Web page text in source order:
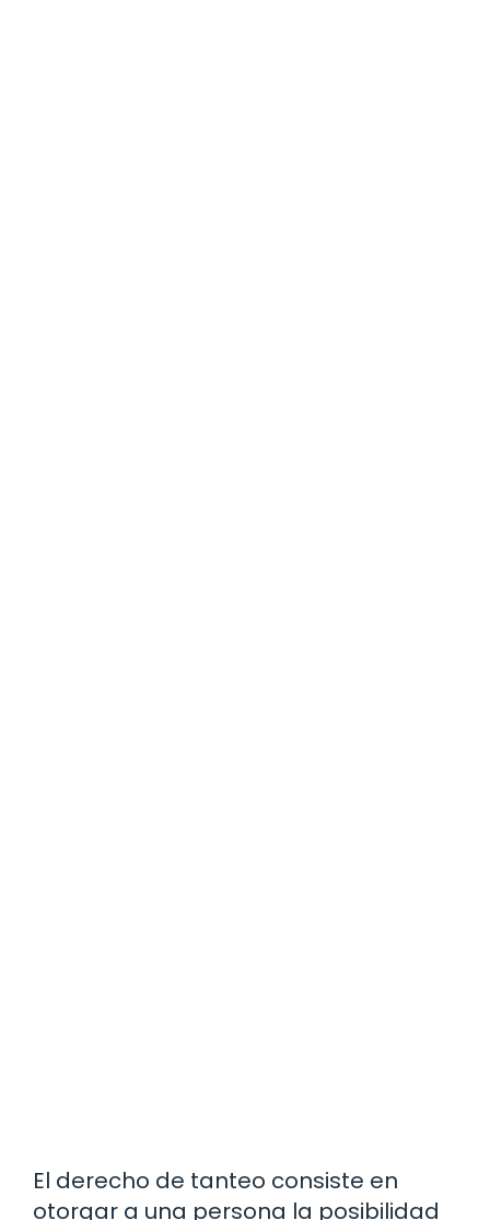
El derecho de tanteo consiste en
otorgar a una persona la posibilidad